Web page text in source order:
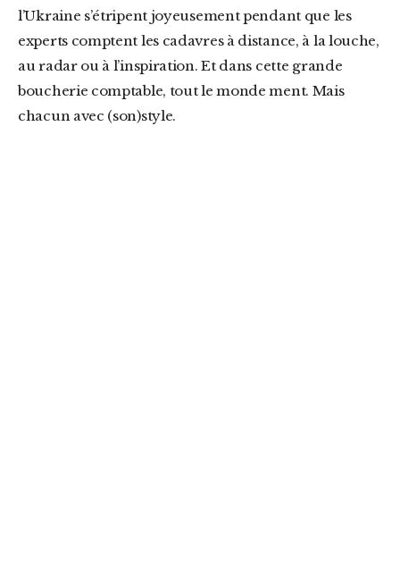
l’Ukraine s’étripent joyeusement pendant que les
experts comptent les cadavres à distance, à la louche,
au radar ou à l’inspiration. Et dans cette grande
boucherie comptable, tout le monde ment. Mais
chacun avec (son)style.